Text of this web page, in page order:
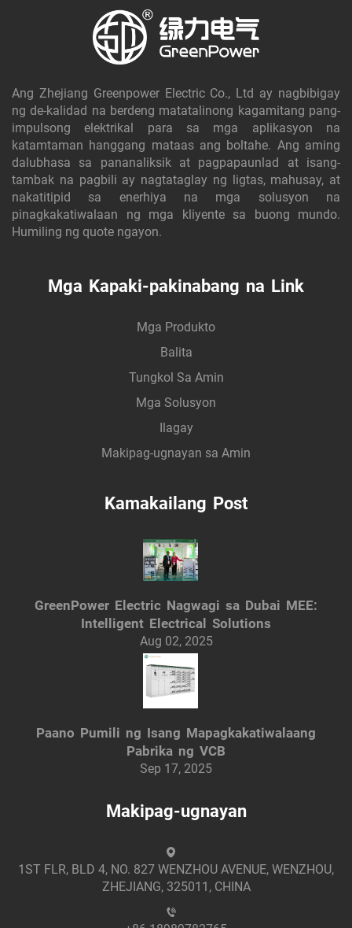
Ang Zhejiang Greenpower Electric Co., Ltd ay nagbibigay
ng de-kalidad na berdeng matatalinong kagamitang pang-
impulsong elektrikal para sa mga aplikasyon na
katamtaman hanggang mataas ang boltahe. Ang aming
dalubhasa sa pananaliksik at pagpapaunlad at isang-
tambak na pagbili ay nagtataglay ng ligtas, mahusay, at
nakatitipid sa enerhiya na mga solusyon na
pinagkakatiwalaan ng mga kliyente sa buong mundo.
Humiling ng quote ngayon.
Mga Kapaki-pakinabang na Link
Mga Produkto
Balita
Tungkol Sa Amin
Mga Solusyon
Ilagay
Makipag-ugnayan sa Amin
Kamakailang Post
GreenPower Electric Nagwagi sa Dubai MEE:
Intelligent Electrical Solutions
Aug 02, 2025
Paano Pumili ng Isang Mapagkakatiwalaang
Pabrika ng VCB
Sep 17, 2025
Makipag-ugnayan
1ST FLR, BLD 4, NO. 827 WENZHOU AVENUE, WENZHOU,
ZHEJIANG, 325011, CHINA